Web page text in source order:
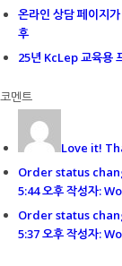
온라인 상담 페이지
후
25년 KcLep 교육용
코멘트
Love it!
Order status
5:44 오후 작성자:
Order status
5:37 오후 작성자: